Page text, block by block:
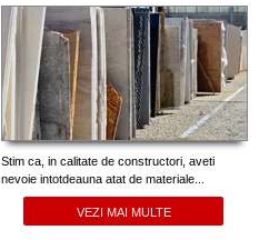
Stim ca, in calitate de constructori, aveti
nevoie intotdeauna atat de materiale...
VEZI MAI MULTE